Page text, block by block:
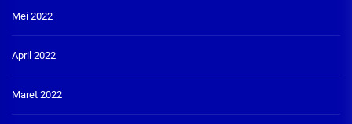
Mei 2022
April 2022
Maret 2022